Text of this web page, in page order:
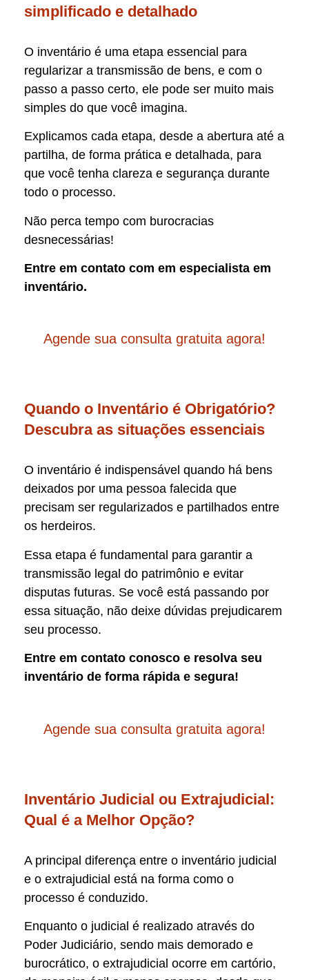
simplificado e detalhado
O inventário é uma etapa essencial para
regularizar a transmissão de bens, e com o
passo a passo certo, ele pode ser muito mais
simples do que você imagina.
Explicamos cada etapa, desde a abertura até a
partilha, de forma prática e detalhada, para
que você tenha clareza e segurança durante
todo o processo.
Não perca tempo com burocracias
desnecessárias!
Entre em contato com em especialista em
inventário.
Agende sua consulta gratuita agora!
Quando o Inventário é Obrigatório?
Descubra as situações essenciais
O inventário é indispensável quando há bens
deixados por uma pessoa falecida que
precisam ser regularizados e partilhados entre
os herdeiros.
Essa etapa é fundamental para garantir a
transmissão legal do patrimônio e evitar
disputas futuras. Se você está passando por
essa situação, não deixe dúvidas prejudicarem
seu processo.
Entre em contato conosco e resolva seu
inventário de forma rápida e segura!
Agende sua consulta gratuita agora!
Inventário Judicial ou Extrajudicial:
Qual é a Melhor Opção?
A principal diferença entre o inventário judicial
e o extrajudicial está na forma como o
processo é conduzido.
Enquanto o judicial é realizado através do
Poder Judiciário, sendo mais demorado e
burocrático, o extrajudicial ocorre em cartório,